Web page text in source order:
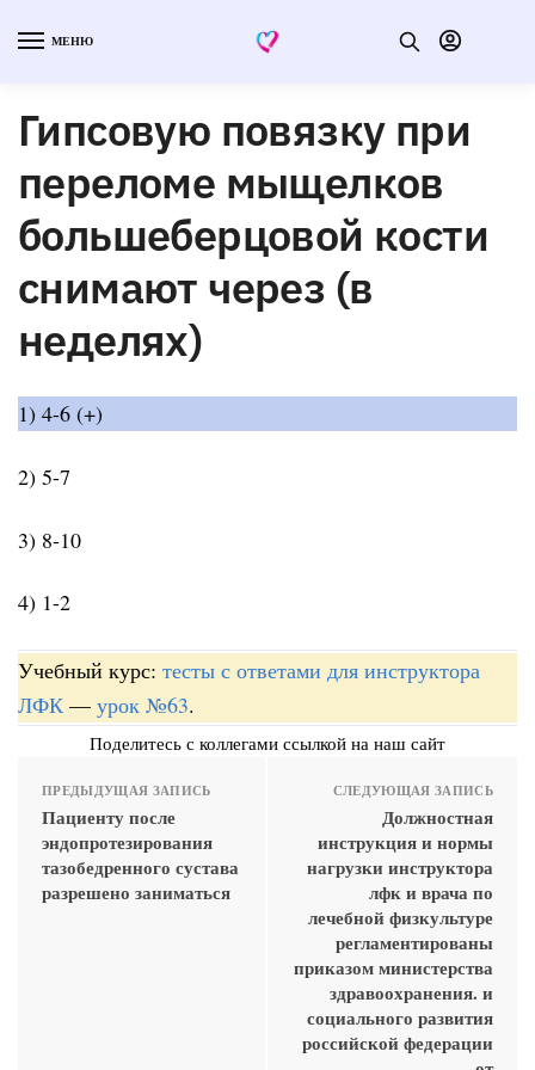
МЕНЮ
Гипсовую повязку при
переломе мыщелков
большеберцовой кости
снимают через (в
неделях)
1) 4-6 (+)
2) 5-7
3) 8-10
4) 1-2
Учебный курс: тесты с ответами для инструктора
ЛФК — урок №63.
Поделитесь с коллегами ссылкой на наш сайт
ПРЕДЫДУЩАЯ ЗАПИСЬ
Пациенту после
эндопротезирования
тазобедренного сустава
разрешено заниматься
СЛЕДУЮЩАЯ ЗАПИСЬ
Должностная
инструкция и нормы
нагрузки инструктора
лфк и врача по
лечебной физкультуре
регламентированы
приказом министерства
здравоохранения. и
социального развития
российской федерации